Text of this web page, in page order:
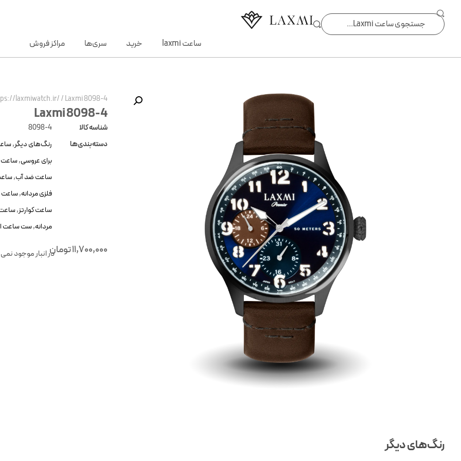
ساعت laxmi خرید سری‌ها مراکز فروش
laxmiwatch.ir//Laxmi 8098-4
Laxmi 8098-4
شناسه کالا
8098-4
دسته‌بندی‌ها
رنگ‌های دیگر,
برای عروسی,ساعت
ساعت ضد آب,
فلزی مردانه,ساعت
ساعت کوارتز,ساعت
مردانه,ست ساعت
11,700,000توماندر انبار موجود
رنگ‌های دیگر